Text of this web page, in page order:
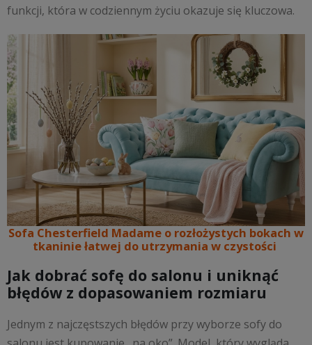
funkcji, która w codziennym życiu okazuje się kluczowa.
Sofa Chesterfield Madame o rozłożystych bokach w
tkaninie łatwej do utrzymania w czystości
Jak dobrać sofę do salonu i uniknąć
błędów z dopasowaniem rozmiaru
Jednym z najczęstszych błędów przy wyborze sofy do